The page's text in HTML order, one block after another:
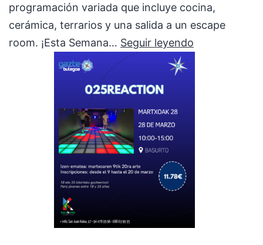
programación variada que incluye cocina,
cerámica, terrarios y una salida a un escape
room. ¡Esta Semana… Seguir leyendo
Gaua